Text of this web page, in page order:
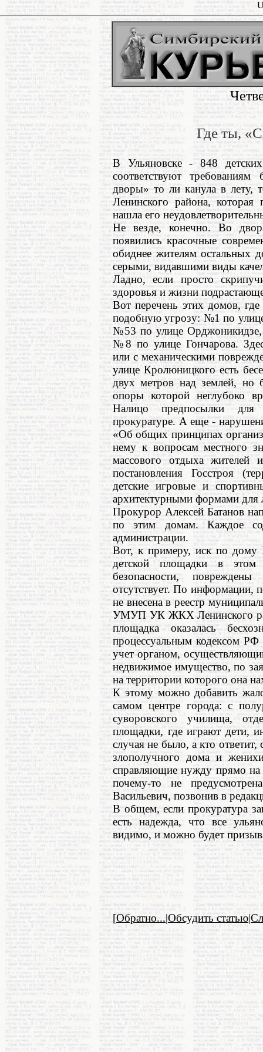
Где ты,
В Ульяновске - 848
соответствуют
дворы» то ли канула в лету,
Ленинского района, которая
нашла его
Не везде, конечно. Во
появились красочные
обиднее жителям остальных
серыми, видавшими виды
Ладно, если просто
здоровья и жизни
Вот перечень этих домов,
подобную угрозу: №1 по
№53 по улице
№8 по улице Гончарова.
или с механическими
улице Кролюницкого есть
двух метров над землей, но
опоры которой неглубоко
Налицо предпосылки для
прокуратуре. А еще -
«Об общих принципах
нему к вопросам местного
массового отдыха жителей
постановления Госстроя
детские игровые и
архитектурными формами для
Прокурор Алексей Батанов
по этим домам. Каждое
администрации.
Вот, к примеру, иск по дому
детской площадки в этом
безопасности,
отсутствует. По информации,
не внесена в реестр
УМУП УК ЖКХ Ленинского
площадка оказалась
процессуальным кодексом РФ
учет органом,
недвижимое имущество, по
на территории которого она
К этому можно добавить
самом центре города: с
суворовского училища,
площадки, где играют дети,
случая не было, а кто
злополучного дома и
справляющие нужду прямо на
почему-то не
Васильевич, позвонив в
В общем, если прокуратура
есть надежда, что все
видимо, и можно будет
[Обратно...|Обсудить статью|